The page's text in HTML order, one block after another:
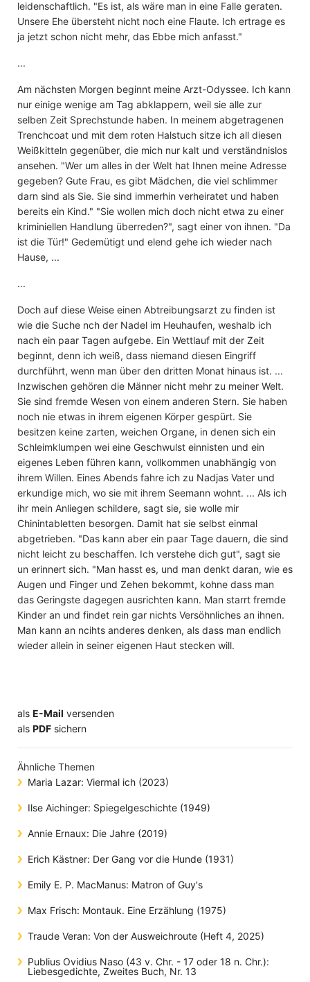
leidenschaftlich. "Es ist, als wäre man in eine Falle geraten.
Unsere Ehe übersteht nicht noch eine Flaute. Ich ertrage es
ja jetzt schon nicht mehr, das Ebbe mich anfasst."
...
Am nächsten Morgen beginnt meine Arzt-Odyssee. Ich kann
nur einige wenige am Tag abklappern, weil sie alle zur
selben Zeit Sprechstunde haben. In meinem abgetragenen
Trenchcoat und mit dem roten Halstuch sitze ich all diesen
Weißkitteln gegenüber, die mich nur kalt und verständnislos
ansehen. "Wer um alles in der Welt hat Ihnen meine Adresse
gegeben? Gute Frau, es gibt Mädchen, die viel schlimmer
darn sind als Sie. Sie sind immerhin verheiratet und haben
bereits ein Kind." "Sie wollen mich doch nicht etwa zu einer
kriminiellen Handlung überreden?", sagt einer von ihnen. "Da
ist die Tür!" Gedemütigt und elend gehe ich wieder nach
Hause, ...
...
Doch auf diese Weise einen Abtreibungsarzt zu finden ist
wie die Suche nch der Nadel im Heuhaufen, weshalb ich
nach ein paar Tagen aufgebe. Ein Wettlauf mit der Zeit
beginnt, denn ich weiß, dass niemand diesen Eingriff
durchführt, wenn man über den dritten Monat hinaus ist. ...
Inzwischen gehören die Männer nicht mehr zu meiner Welt.
Sie sind fremde Wesen von einem anderen Stern. Sie haben
noch nie etwas in ihrem eigenen Körper gespürt. Sie
besitzen keine zarten, weichen Organe, in denen sich ein
Schleimklumpen wei eine Geschwulst einnisten und ein
eigenes Leben führen kann, vollkommen unabhängig von
ihrem Willen. Eines Abends fahre ich zu Nadjas Vater und
erkundige mich, wo sie mit ihrem Seemann wohnt. ... Als ich
ihr mein Anliegen schildere, sagt sie, sie wolle mir
Chinintabletten besorgen. Damit hat sie selbst einmal
abgetrieben. "Das kann aber ein paar Tage dauern, die sind
nicht leicht zu beschaffen. Ich verstehe dich gut", sagt sie
un erinnert sich. "Man hasst es, und man denkt daran, wie es
Augen und Finger und Zehen bekommt, kohne dass man
das Geringste dagegen ausrichten kann. Man starrt fremde
Kinder an und findet rein gar nichts Versöhnliches an ihnen.
Man kann an ncihts anderes denken, als dass man endlich
wieder allein in seiner eigenen Haut stecken will.
als E-Mail versenden
​​​​​​​​​​​​​​​​​als PDF sichern
Ähnliche Themen
Maria Lazar: Viermal ich (2023)
Ilse Aichinger: Spiegelgeschichte (1949)
Annie Ernaux: Die Jahre (2019)
Erich Kästner: Der Gang vor die Hunde (1931)
Emily E. P. MacManus: Matron of Guy's
Max Frisch: Montauk. Eine Erzählung (1975)
Traude Veran: Von der Ausweichroute (Heft 4, 2025)
Publius Ovidius Naso (43 v. Chr. - 17 oder 18 n. Chr.):
Liebesgedichte, Zweites Buch, Nr. 13